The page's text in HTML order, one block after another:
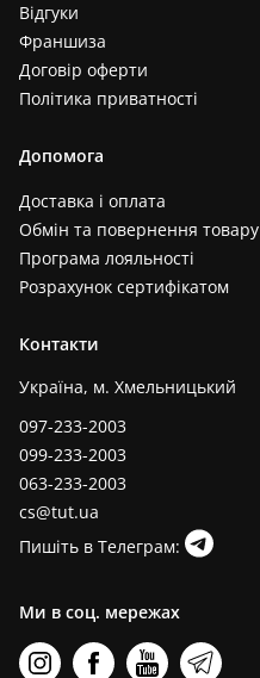
Відгуки
Франшиза
Договір оферти
Політика приватності
Допомога
Доставка і оплата
Обмін та повернення товару
Програма лояльності
Розрахунок сертифікатом
Контакти
Україна, м. Хмельницький
097-233-2003
099-233-2003
063-233-2003
cs@tut.ua
Пишіть в Телеграм:
Ми в соц. мережах